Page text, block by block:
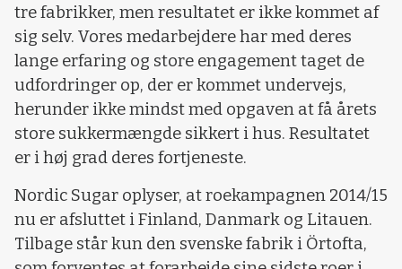
tre fabrikker, men resultatet er ikke kommet af
sig selv. Vores medarbejdere har med deres
lange erfaring og store engagement taget de
udfordringer op, der er kommet undervejs,
herunder ikke mindst med opgaven at få årets
store sukkermængde sikkert i hus. Resultatet
er i høj grad deres fortjeneste.
Nordic Sugar oplyser, at roekampagnen 2014/15
nu er afsluttet i Finland, Danmark og Litauen.
Tilbage står kun den svenske fabrik i Örtofta,